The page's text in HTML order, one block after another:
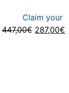
Claim your
447,00€ 287,00€